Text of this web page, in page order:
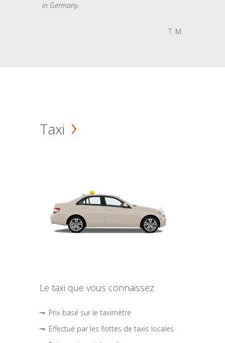
in Germany.
T. M.
Taxi
Le taxi que vous connaissez
Prix basé sur le taximètre
Effectué par les flottes de taxis locales